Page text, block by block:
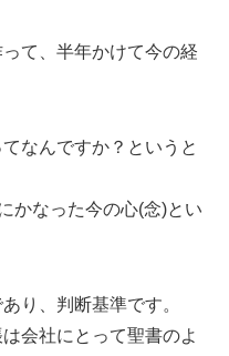
て、半年かけて今の経
なんですか？というと
かなった今の心(念)とい
り、判断基準です。
会社にとって聖書のよ